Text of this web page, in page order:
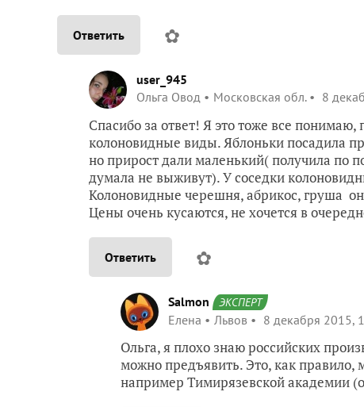
Ответить ✿
user_945
Ольга Овод
Московская обл. 8
Спасибо за ответ! Я это тоже все
колоновидные виды. Яблоньки посадила
но прирост дали маленький( получила по
думала не выживут). У соседки
Колоновидные черешня, абрикос, груша
Цены очень кусаются, не хочется в
Ответить ✿
Salmon ЭКСПЕРТ
Елена Львов 8 декабря 2015,
Ольга, я плохо знаю российских
можно предъявить. Это, как
например Тимирязевской академии